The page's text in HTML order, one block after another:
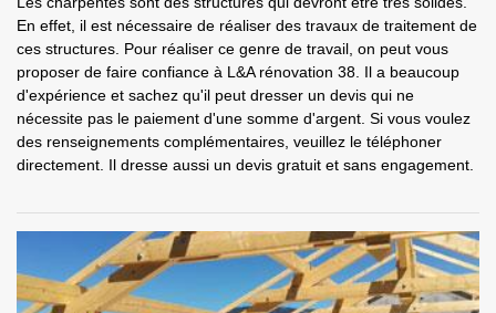
En effet, il est nécessaire de réaliser des travaux de traitement de
ces structures. Pour réaliser ce genre de travail, on peut vous
proposer de faire confiance à L&A rénovation 38. Il a beaucoup
d'expérience et sachez qu'il peut dresser un devis qui ne
nécessite pas le paiement d'une somme d'argent. Si vous voulez
des renseignements complémentaires, veuillez le téléphoner
directement. Il dresse aussi un devis gratuit et sans engagement.